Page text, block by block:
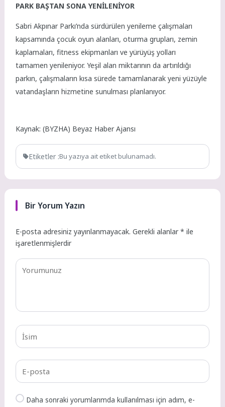
PARK BAŞTAN SONA YENİLENİYOR
Sabri Akpınar Parkı’nda sürdürülen yenileme çalışmaları
kapsamında çocuk oyun alanları, oturma grupları, zemin
kaplamaları, fitness ekipmanları ve yürüyüş yolları
tamamen yenileniyor. Yeşil alan miktarının da artırıldığı
parkın, çalışmaların kısa sürede tamamlanarak yeni yüzüyle
vatandaşların hizmetine sunulması planlanıyor.
Kaynak: (BYZHA) Beyaz Haber Ajansı
Etiketler :Bu yazıya ait etiket bulunamadı.
Bir Yorum Yazın
E-posta adresiniz yayınlanmayacak. Gerekli alanlar* ile
işaretlenmişlerdir
Daha sonraki yorumlarımda kullanılması için adım, e-